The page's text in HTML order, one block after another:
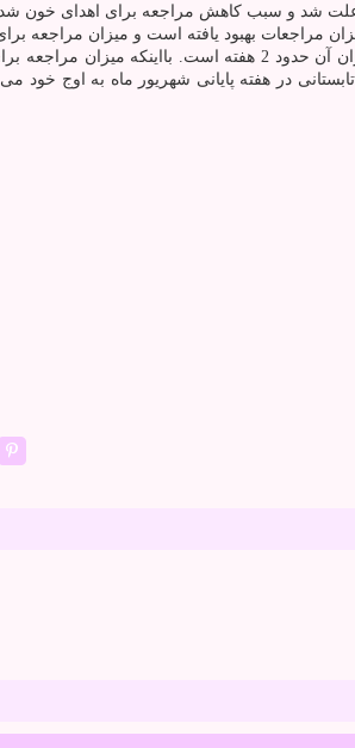
بر علت شد و سبب کاهش مراجعه برای اهدای خون
مراجعات بهبود یافته است و میزان مراجعه
شبر با اعلان اینکه طول عمر خون حدود یک ماه است درباره ی میزان ذخایر خونی توضیح داد: در حاضر، وضعیت ذخایر
در هفته پایانی شهریور ماه به اوج خود